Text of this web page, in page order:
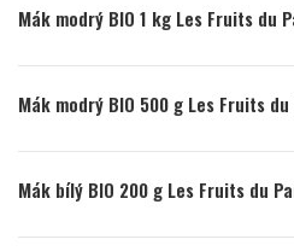
Mák modrý BIO 1 kg Les Fruits du
Mák modrý BIO 500 g Les Fruits
Mák bílý BIO 200 g Les Fruits du